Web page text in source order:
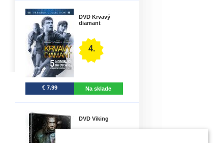
DVD Krvavý
diamant
4.
€ 7.99 Na sklade
DVD Viking